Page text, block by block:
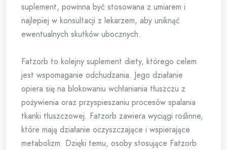
suplement, powinna być stosowana z umiarem i
najlepiej w konsultacji z lekarzem, aby uniknąć
ewentualnych skutków ubocznych.
Fatzorb to kolejny suplement diety, którego celem
jest wspomaganie odchudzania. Jego działanie
opiera się na blokowaniu wchłaniania tłuszczu z
pożywienia oraz przyspieszaniu procesów spalania
tkanki tłuszczowej. Fatzorb zawiera wyciągi roślinne,
które mają działanie oczyszczające i wspierające
metabolizm. Dzięki temu, osoby stosujące Fatzorb